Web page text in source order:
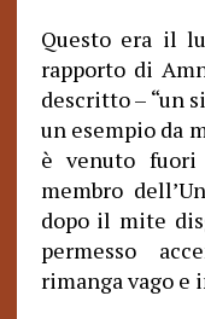
Questo era il
rapporto di
descritto – “un
un esempio da
è venuto
membro
dopo il mite
permesso
rimanga vago e